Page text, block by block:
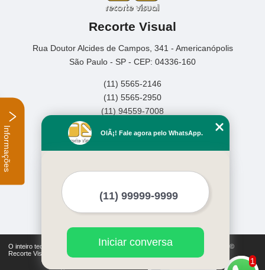
Recorte Visual
Rua Doutor Alcides de Campos, 341 - Americanópolis
São Paulo - SP - CEP: 04336-160
(11) 5565-2146
(11) 5565-2950
(11) 94559-7008
Home
Serviços
Mapa do site
Mais Serviços
O inteiro teor deste site está sujeito à proteção de direitos autorais. Copyright©
Recorte Visual (Lei 9610 de 19/02/1998)
1
OlÃ¡! Fale agora pelo WhatsApp.
Iniciar conversa
Informações